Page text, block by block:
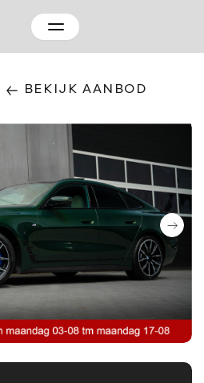
BEKIJK AANBOD